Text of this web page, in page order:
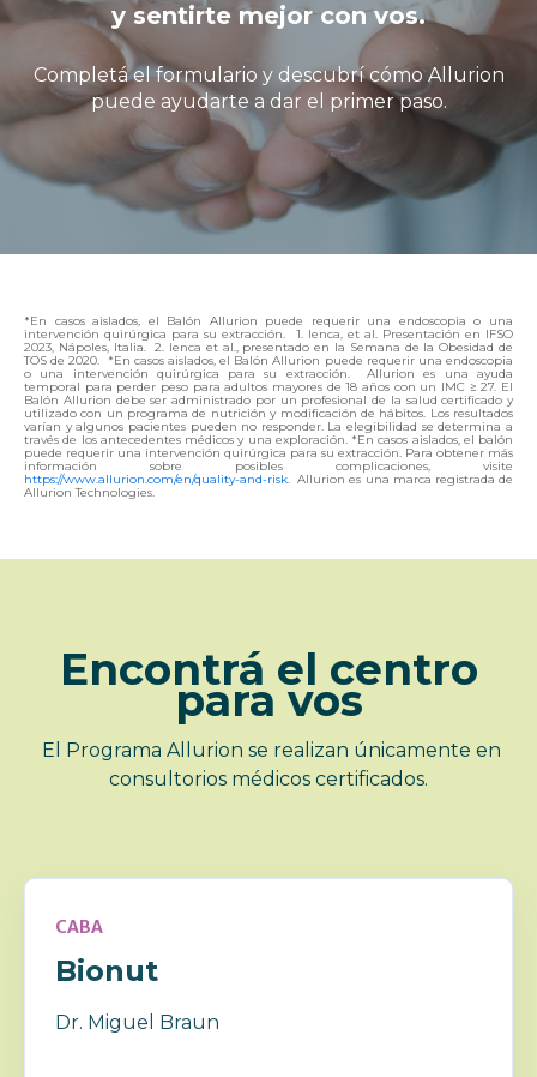
y sentirte mejor con vos.
Completá el formulario y descubrí cómo Allurion
puede ayudarte a dar el primer paso.
*En casos aislados, el Balón Allurion puede requerir una endoscopia o una
intervención quirúrgica para su extracción. 1. Ienca, et al. Presentación en IFSO
2023, Nápoles, Italia.2. Ienca et al., presentado en la Semana de la Obesidad de
TOS de 2020.
*En casos aislados, el Balón Allurion puede requerir una endoscopia
o una intervención quirúrgica para su extracción.Allurion es una ayuda
temporal para perder peso para adultos mayores de 18 años con un IMC ≥ 27. El
Balón Allurion debe ser administrado por un profesional de la salud certificado y
utilizado con un programa de nutrición y modificación de hábitos. Los resultados
varían y algunos pacientes pueden no responder. La elegibilidad se determina a
través de los antecedentes médicos y una exploración. *En casos aislados, el balón
puede requerir una intervención quirúrgica para su extracción. Para obtener más
información sobre posibles complicaciones, visite
https://www.allurion.com/en/quality-and-risk.Allurion es una marca registrada de
Allurion Technologies.
Encontrá el centro
para vos
El Programa Allurion se realizan únicamente en
consultorios médicos certificados.
CABA
Bionut
Dr. Miguel Braun